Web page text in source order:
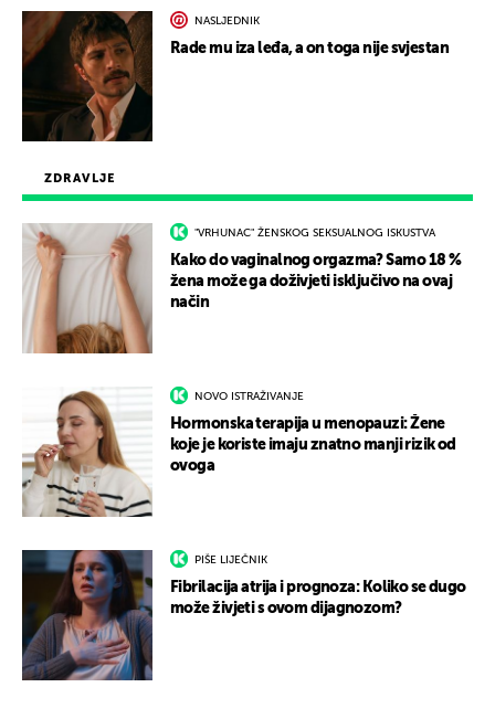
ZDRAVLJE
"VRHUNAC" ŽENSKOG SEKSUALNOG ISKUSTVA
Kako do vaginalnog orgazma? Samo 18 %
žena može ga doživjeti isključivo na ovaj
način
NOVO ISTRAŽIVANJE
Hormonska terapija u menopauzi: Žene
koje je koriste imaju znatno manji rizik od
ovoga
PIŠE LIJEČNIK
Fibrilacija atrija i prognoza: Koliko se dugo
može živjeti s ovom dijagnozom?
NASLJEDNIK
Rade mu iza leđa, a on toga nije svjestan